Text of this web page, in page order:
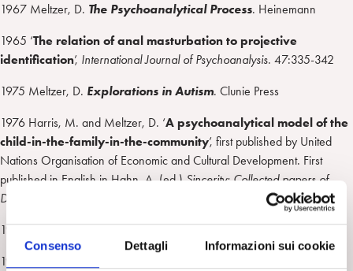
Consenso Dettagli Informazioni sui cookie
1967 Meltzer, D. The Psychoanalytical Process. Heinemann
1965 ‘The relation of anal masturbation to projective
identification’, International Journal of Psychoanalysis. 47:335-342
1975 Meltzer, D. Explorations in Autism. Clunie Press
1976 Harris, M. and Meltzer, D. ‘A psychoanalytical model of the
child-in-the-family-in-the-community’, first published by United
Nations Organisation of Economic and Cultural Development. First
published in English in Hahn, A. (ed.)Sincerity: Collected papers of
Donald Meltzer
1978 Meltzer, D.The Kleinian Development. Clunie Press.
1988 Harris Williams, M. and Meltzer, D.